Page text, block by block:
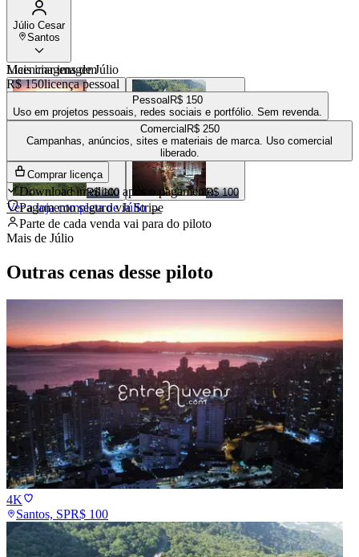
Júlio Cesar
Santos
Mais imagens deJúlio
R$ 100
R$ 100 R$ 100
Ver a loja completa deJúlio→
Licenciar imagem
R$ 150licença pessoal
Pessoal R$ 150
Uso em projetos pessoais, redes sociais e portfólio. Sem revenda.
Comercial R$ 250
Campanhas, anúncios, sites e materiais de marca. Uso comercial
liberado.
Comprar licença
Download imediato após o pagamento
Pagamento seguro via Stripe
Parte de cada venda vai para do piloto
Mais de Júlio
Outras cenas desse piloto
4K
Santos, SPR$ 100